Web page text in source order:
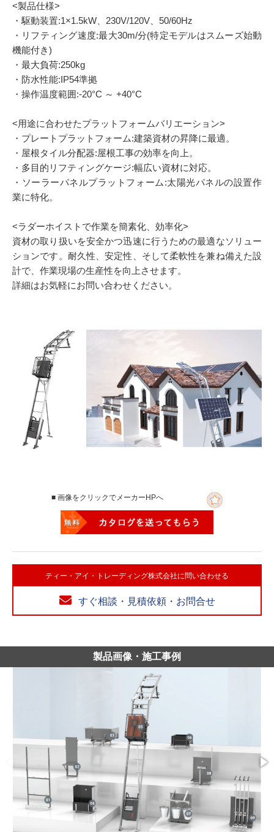
<製品仕様>
・駆動装置:1×1.5kW、230V/120V、50/60Hz
・リフティング速度:最大30m/分(特定モデルはスムーズ始動
機能付き)
・最大負荷:250kg
・防水性能:IP54準拠
・操作温度範囲:-20°C ～ +40°C
<用途に合わせたプラットフォームバリエーション>
・プレートプラットフォーム:建築資材の昇降に最適。
・屋根タイル分配器:屋根工事の効率を向上。
・多目的リフティングケージ:幅広い資材に対応。
・ソーラーパネルプラットフォーム:太陽光パネルの設置作
業に特化。
<ラダーホイストで作業を簡素化、効率化>
資材の取り扱いを安全かつ迅速に行うための最適なソリュー
ションです。耐久性、安定性、そして柔軟性を兼ね備えた設
計で、作業現場の生産性を向上させます。
詳細はお気軽にお問い合わせください。
■ 画像をクリックでメーカーHPへ
ティー・アイ・トレーディング株式会社に問い合わせる
すぐ相談・見積依頼・お問合せ
製品画像・施工事例